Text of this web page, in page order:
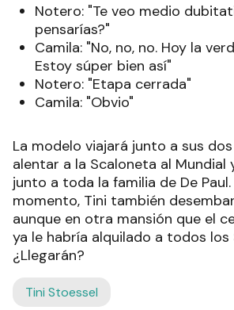
Notero: "Te veo medio
pensarías?"
Camila: "No, no, no. Hoy la
Estoy súper bien así"
Notero: "Etapa cerrada"
Camila: "Obvio"
La modelo viajará junto a sus
alentar a la Scaloneta al Mundial
junto a toda la familia de De
momento, Tini también
aunque en otra mansión que el
ya le habría alquilado a todos los
¿Llegarán?
Tini Stoessel